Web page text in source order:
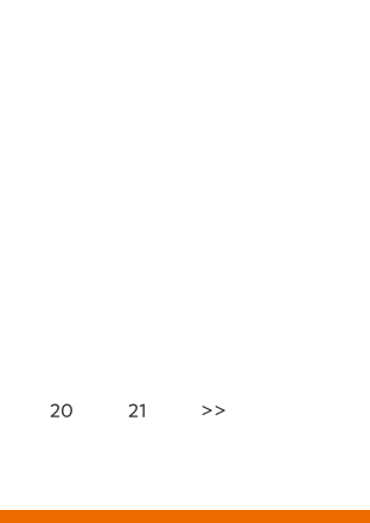
20 21 >>